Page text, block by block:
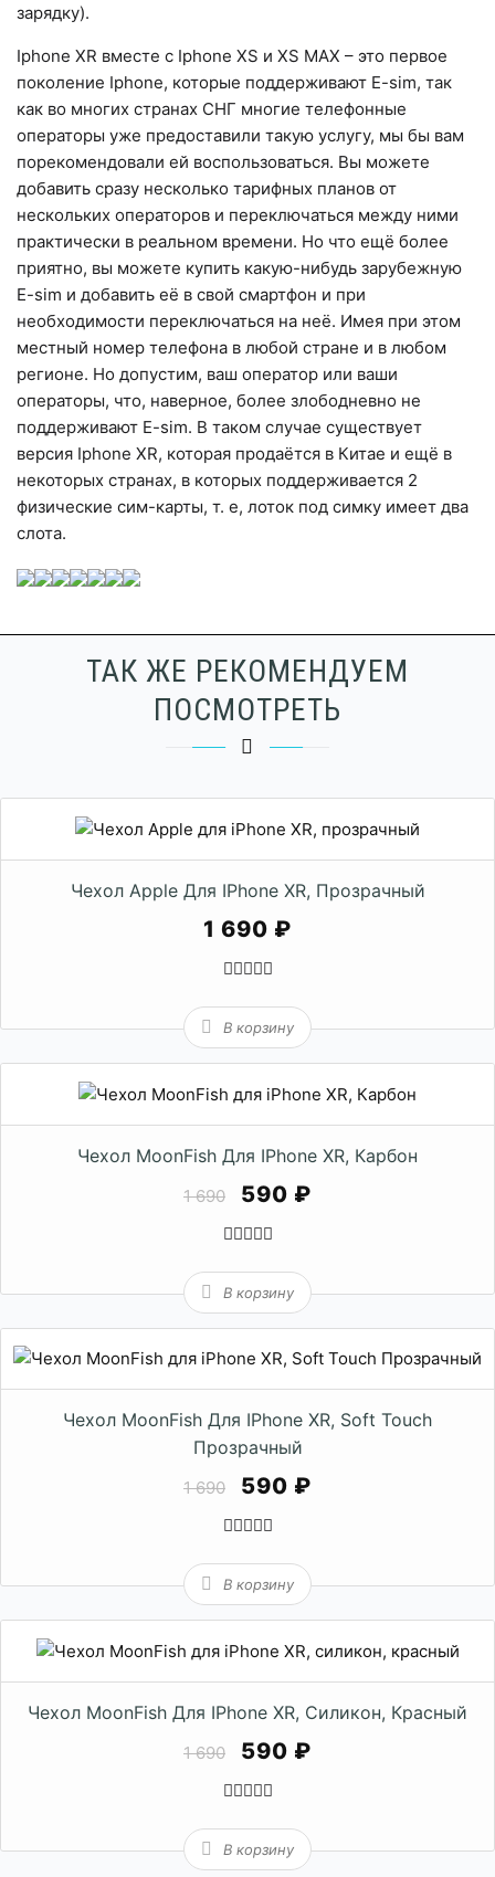
зарядку).
Iphone XR вместе с Iphone XS и XS MAX – это первое
поколение Iphone, которые поддерживают E-sim, так
как во многих странах СНГ многие телефонные
операторы уже предоставили такую услугу, мы бы вам
порекомендовали ей воспользоваться. Вы можете
добавить сразу несколько тарифных планов от
нескольких операторов и переключаться между ними
практически в реальном времени. Но что ещё более
приятно, вы можете купить какую-нибудь зарубежную
E-sim и добавить её в свой смартфон и при
необходимости переключаться на неё. Имея при этом
местный номер телефона в любой стране и в любом
регионе. Но допустим, ваш оператор или ваши
операторы, что, наверное, более злободневно не
поддерживают E-sim. В таком случае существует
версия Iphone XR, которая продаётся в Китае и ещё в
некоторых странах, в которых поддерживается 2
физические сим-карты, т. е, лоток под симку имеет два
слота.
ТАК ЖЕ РЕКОМЕНДУЕМ
ПОСМОТРЕТЬ
Чехол Apple Для IPhone XR, Прозрачный
1 690 ₽
В корзину
Чехол MoonFish Для IPhone XR, Карбон
1 690 590 ₽
В корзину
Чехол MoonFish Для IPhone XR, Soft Touch
Прозрачный
1 690 590 ₽
В корзину
Чехол MoonFish Для IPhone XR, Силикон, Красный
1 690 590 ₽
В корзину